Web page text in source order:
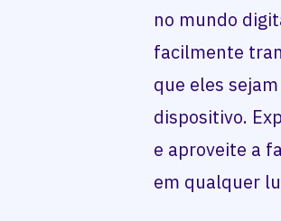
no mundo
facilmente
que eles
dispositivo.
e aproveite a
em qualquer